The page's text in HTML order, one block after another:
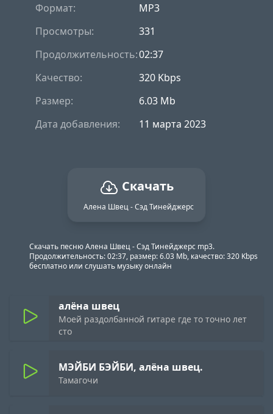
Формат:
MP3
Просмотры:
331
Продолжительность:02:37
Качество:
320 Kbps
Размер:
6.03 Mb
Дата добавления:
11 марта 2023
Скачать
Алена Швец - Сэд Тинейджерс
Скачать песню Алена Швец - Сэд Тинейджерс mp3.
Продолжительность: 02:37, размер: 6.03 Mb, качество: 320 Kbps
бесплатно или слушать музыку онлайн
алёна швец
Моей раздолбанной гитаре где то точно лет
сто
МЭЙБИ БЭЙБИ, алёна швец.
Тамагочи